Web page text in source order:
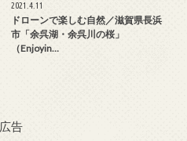
2021.4.11
ドローンで楽しむ自然／滋賀県長浜
市「余呉湖・余呉川の桜」
（Enjoyin…
広告